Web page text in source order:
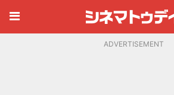
ADVERTISEMENT